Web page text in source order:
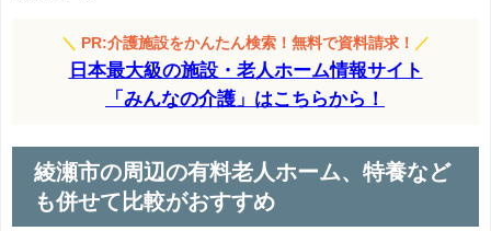
＼ PR:介護施設をかんたん検索！無料で資料請求！ ／
日本最大級の施設・老人ホーム情報サイト
「みんなの介護」はこちらから！
綾瀬市の周辺の有料老人ホーム、特養など
も併せて比較がおすすめ